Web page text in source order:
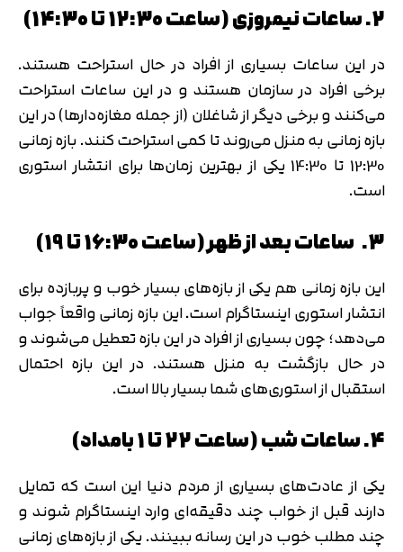
2. ساعات نیمروزی (ساعت 12:30 تا 14:30)
در این ساعات بسیاری از افراد در حال استراحت هستند.
برخی افراد در سازمان هستند و در این ساعات استراحت
می‌کنند و برخی دیگر از شاغلان (از جمله مغازه‌دارها) در این
بازه زمانی به منزل می‌روند تا کمی استراحت کنند. بازه زمانی
12:30 تا 14:30 یکی از بهترین زمان‌ها برای انتشار استوری
است.
3. ساعات بعد از ظهر (ساعت 16:30 تا 19)
این بازه زمانی هم یکی از بازه‌های بسیار خوب و پربازده برای
انتشار استوری اینستاگرام است. این بازه زمانی واقعاً جواب
می‌دهد؛ چون بسیاری از افراد در این بازه تعطیل می‌شوند و
در حال بازگشت به منزل هستند. در این بازه احتمال
استقبال از استوری‌های شما بسیار بالا است.
4. ساعات شب (ساعت 22 تا 1 بامداد)
یکی از عادت‌های بسیاری از مردم دنیا این است که تمایل
دارند قبل از خواب چند دقیقه‌ای وارد اینستاگرام شوند و
چند مطلب خوب در این رسانه ببینند. یکی از بازه‌های زمانی